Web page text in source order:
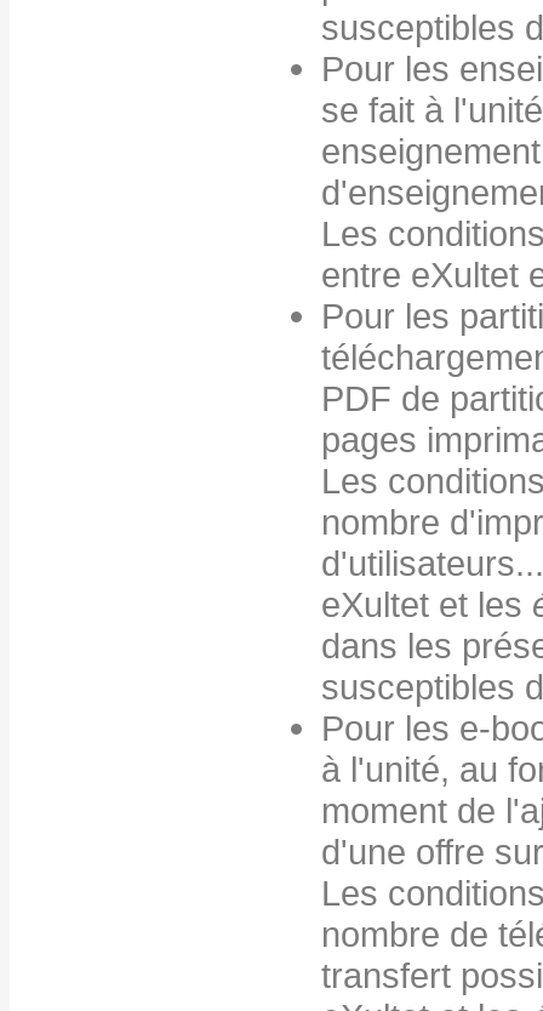
susceptibles
Pour les
se fait à
Les
entre eXultet
Pour les
PDF de
pages
Les
nombre
eXultet et les
dans les
susceptibles
Pour les e-
à l'unité, au
moment de
d'une offre
Les
nombre de
transfert